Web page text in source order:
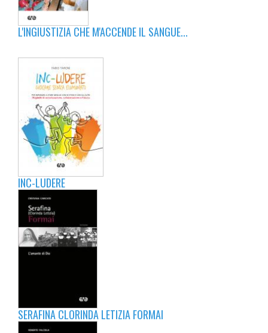
L'INGIUSTIZIA CHE M'ACCENDE IL SANGUE...
INC-LUDERE
SERAFINA CLORINDA LETIZIA FORMAI